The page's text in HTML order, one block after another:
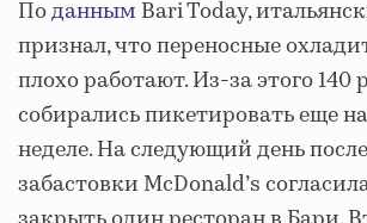
Поданным Bari Today,
признал, что переносные
плохо работают. Из-за этого 140
собирались пикетировать еще
неделе. На следующий день
забастовки McDonald’s